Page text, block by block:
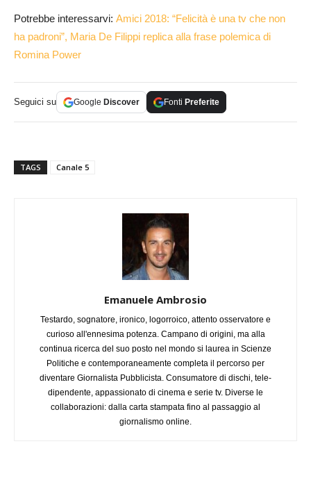
Potrebbe interessarvi: Amici 2018: “Felicità è una tv che non
ha padroni”, Maria De Filippi replica alla frase polemica di
Romina Power
Seguici su Google Discover Fonti Preferite
TAGS Canale 5
Emanuele Ambrosio
Testardo, sognatore, ironico, logorroico, attento osservatore e
curioso all'ennesima potenza. Campano di origini, ma alla
continua ricerca del suo posto nel mondo si laurea in Scienze
Politiche e contemporaneamente completa il percorso per
diventare Giornalista Pubblicista. Consumatore di dischi, tele-
dipendente, appassionato di cinema e serie tv. Diverse le
collaborazioni: dalla carta stampata fino al passaggio al
giornalismo online.